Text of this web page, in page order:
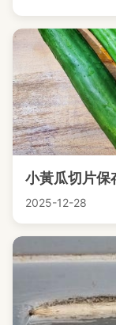
小黃瓜切片保
2025-12-28